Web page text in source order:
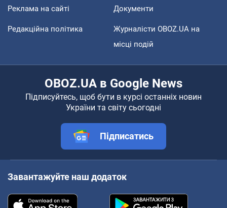
Реклама на сайті Документи
Редакційна політика
Журналісти OBOZ.UA на
місці подій
OBOZ.UA в Google News
Підписуйтесь, щоб бути в курсі останніх новин
України та світу сьогодні
Підписатись
Завантажуйте наш додаток